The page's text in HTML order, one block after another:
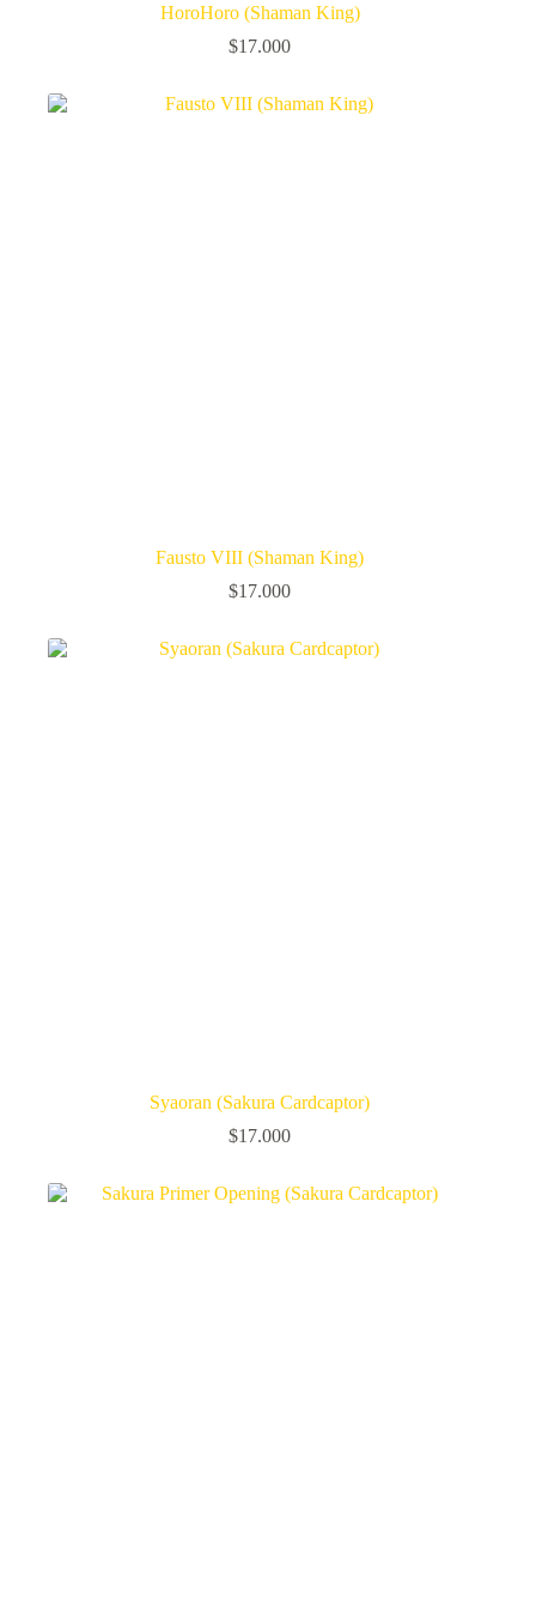
HoroHoro (Shaman King)
$17.000
Fausto VIII (Shaman King)
$17.000
Syaoran (Sakura Cardcaptor)
$17.000